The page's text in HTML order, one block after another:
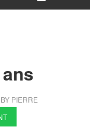
PIERRE